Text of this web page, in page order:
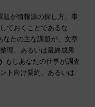
題が情報源の探し方、事
ておくことであるな
なたの主な課題が、文章
理、あるいは最終成果
もしあなたの仕事が調査
ト向け要約、あるいは